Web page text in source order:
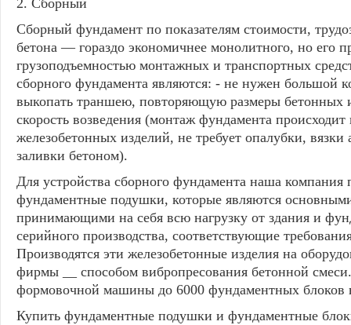
2. Сборный
Сборный фундамент по показателям стоимости,
бетона — гораздо экономичнее монолитного, но его
грузоподъемностью монтажных и транспортных
сборного фундамента являются: - не нужен большой
выкопать траншею, повторяющую размеры бетонных
скорость возведения (монтаж фундамента
железобетонных изделий, не требует опалубки, вязки
заливки бетоном).
Для устройства сборного фундамента наша компания
фундаментные подушки, которые являются
принимающими на себя всю нагрузку от здания и
серийного производства, соответствующие
Производятся эти железобетонные изделия на
фирмы __ способом вибропресования бетонной
формовочной машины до 6000 фундаментных блоков
Купить фундаментные подушки и фундаментные